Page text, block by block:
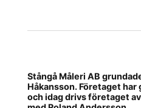
Stångå Måleri AB
Håkansson. Företaget
och idag drivs företaget